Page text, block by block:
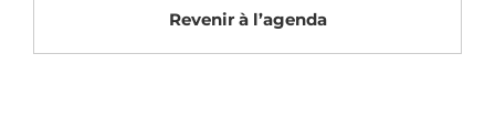
Revenir à l’agenda